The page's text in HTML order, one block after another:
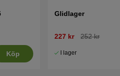
Köp
Glidlager
227 kr 252 kr
I lager